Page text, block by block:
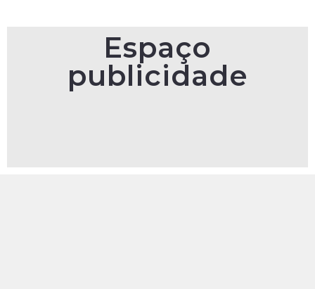
Espaço
publicidade